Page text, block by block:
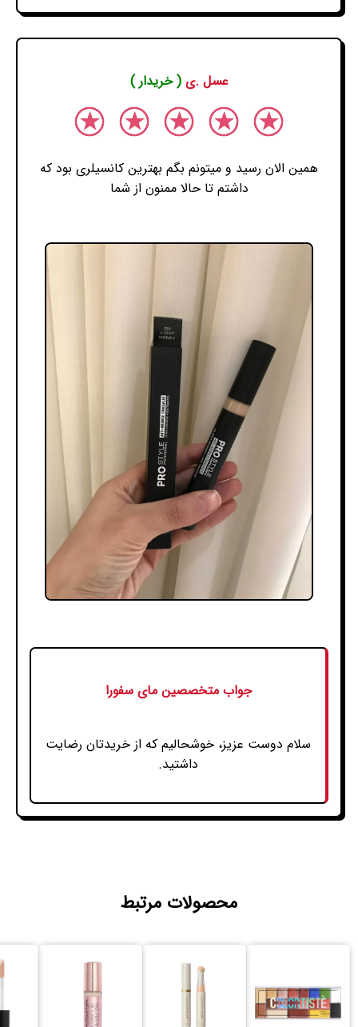
عسل .ی( خریدار )
همین الان رسید و میتونم بگم بهترین کانسیلری بود که
داشتم تا حالا ممنون از شما
جواب متخصصین مای سفورا
سلام دوست عزیز، خوشحالیم که از خریدتان رضایت
داشتید.
محصولات مرتبط